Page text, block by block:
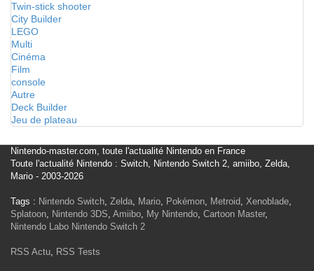
Twin-stick shooter
City Builder
LEGO
Multi
Cinéma
Film
console
Autre
Deck Builder
Jeu de plateau
Nintendo-master.com, toute l'actualité Nintendo en France
Toute l'actualité Nintendo : Switch, Nintendo Switch 2, amiibo, Zelda,
Mario - 2003-2026
Tags : Nintendo Switch, Zelda, Mario, Pokémon, Metroid, Xenoblade,
Splatoon, Nintendo 3DS, Amiibo, My Nintendo, Cartoon Master,
Nintendo Labo Nintendo Switch 2
RSS Actu, RSS Tests